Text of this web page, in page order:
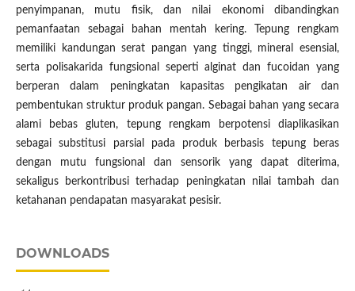
penyimpanan, mutu fisik, dan nilai ekonomi dibandingkan
pemanfaatan sebagai bahan mentah kering. Tepung rengkam
memiliki kandungan serat pangan yang tinggi, mineral esensial,
serta polisakarida fungsional seperti alginat dan fucoidan yang
berperan dalam peningkatan kapasitas pengikatan air dan
pembentukan struktur produk pangan. Sebagai bahan yang secara
alami bebas gluten, tepung rengkam berpotensi diaplikasikan
sebagai substitusi parsial pada produk berbasis tepung beras
dengan mutu fungsional dan sensorik yang dapat diterima,
sekaligus berkontribusi terhadap peningkatan nilai tambah dan
ketahanan pendapatan masyarakat pesisir.
DOWNLOADS